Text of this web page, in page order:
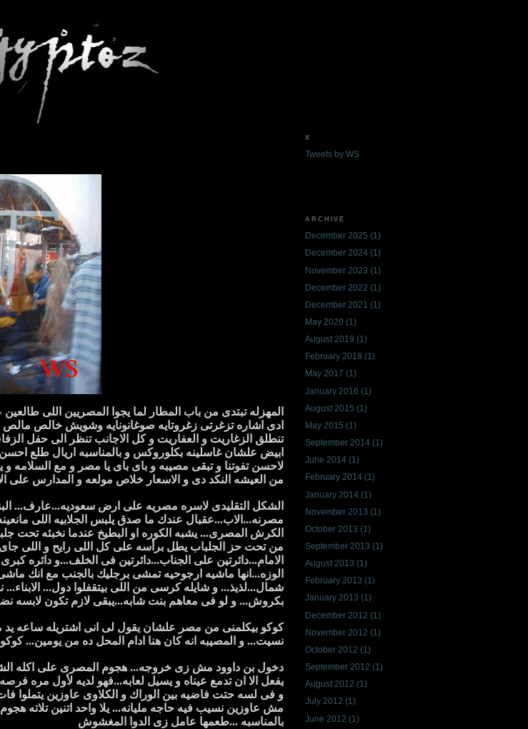
المهزله تبتدى من باب المطار لما يجوا المصريين اللى
ادى اشاره تزغرتى زغروتايه صوغانونايه وشويش خالص
تنطلق الزغاريت و العفاريت و كل الاجانب تنظر الى حفل
ابيض علشان غاسلينه بكلوروكس و بالمناسبه اريال طلع احسن
لاحسن تفوتنا و تبقى مصيبه و باى باى يا مصر و مع
من العيشه النكد دى و الاسعار خلاص مولعه و المدارس على
الشكل التقليدى لاسره مصريه على ارض سعوديه...عارف...
مصرنه...الاب...عقبال عندك ما صدق يلبس الجلابيه اللى
الكرش المصرى... يشبه الكوره او البطيخ عندما نخبئه تحت
من تحت حز الجلباب يطل برأسه على كل اللى رايح و اللى
الامام...دائرتين على الجناب...دائرتين فى الخلف...و دائره
الوزه...انها ماشيه ارجوحيه تمشى برجليك بالجنب مع انك
شمال...لذيذ... و شايله كرسى من اللى بيتقفلوا دول...
بكروش... و لو فى معاهم بنت شابه...يبقى لازم تكون لابسه
نسيت... و المصيبه انه كان هنا ادام المحل ده من يومين... كوكو
دخول بن داوود مش زى خروجه... هجوم المصرى على اكله
يفعل الا ان تدمع عيناه و يسيل لعابه...فهو لديه لأول مره
و فى لسه حتت فاضيه بين الوراك و الكلاوى عاوزين يتملوا
مش عاوزين نسيب فيه حاجه مليانه... يلا واحد اتنين
بالمناسبه ...طعمها عامل زى الدوا المغشوش
X
Tweets by WS
ARCHIVE
December 2025 (1)
December 2024 (1)
November 2023 (1)
December 2022 (1)
December 2021 (1)
May 2020 (1)
August 2019 (1)
February 2018 (1)
May 2017 (1)
January 2016 (1)
August 2015 (1)
May 2015 (1)
September 2014 (1)
June 2014 (1)
February 2014 (1)
January 2014 (1)
November 2013 (1)
October 2013 (1)
September 2013 (1)
August 2013 (1)
February 2013 (1)
January 2013 (1)
December 2012 (1)
November 2012 (1)
October 2012 (1)
September 2012 (1)
August 2012 (1)
July 2012 (1)
June 2012 (1)